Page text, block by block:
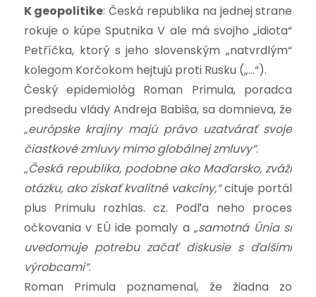
K geopolitike: Česká republika na jednej strane
rokuje o kúpe Sputnika V ale má svojho „idiota“
Petříčka, ktorý s jeho slovenským „natvrdlým“
kolegom Korčokom hejtujú proti Rusku („…“).
Český epidemiológ Roman Primula, poradca
predsedu vlády Andreja Babiša, sa domnieva, že
„európske krajiny majú právo uzatvárať svoje
čiastkové zmluvy mimo globálnej zmluvy“.
„Česká republika, podobne ako Maďarsko, zváži
otázku, ako získať kvalitné vakcíny,“cituje portál
plus Primulu rozhlas. cz. Podľa neho proces
očkovania v EÚ ide pomaly a„samotná Únia si
uvedomuje potrebu začať diskusie s ďalšími
výrobcami“.
Roman Primula poznamenal, že žiadna zo